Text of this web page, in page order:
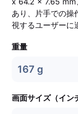
あり、片手での操
視するユーザーに
重量
167 g
画面サイズ（イン